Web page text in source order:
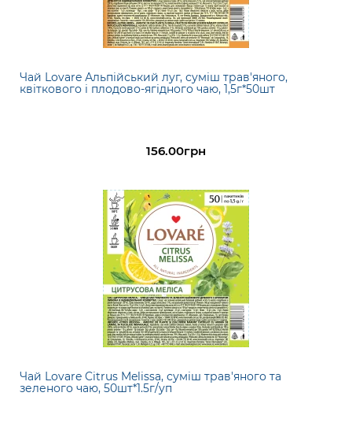
Чай Lovare Альпійський луг, суміш трав'яного,
квіткового і плодово-ягідного чаю, 1,5г*50шт
156.00грн
Чай Lovare Citrus Melissa, суміш трав'яного та
зеленого чаю, 50шт*1.5г/уп